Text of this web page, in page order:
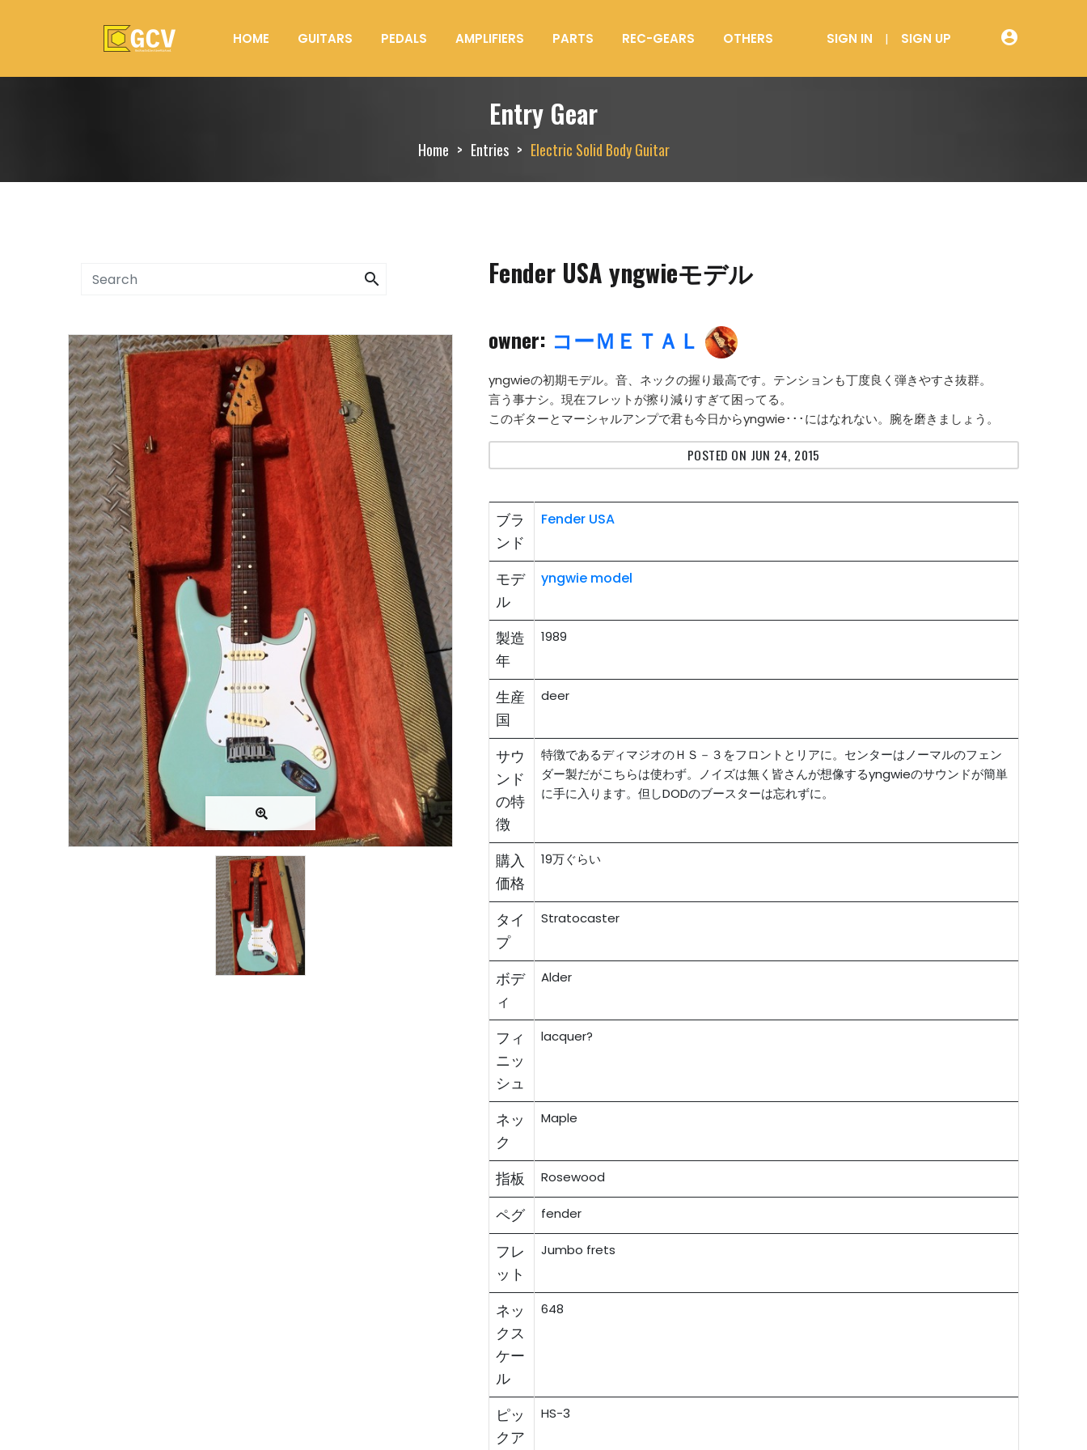
HOME GUITARS PEDALS AMPLIFIERS PARTS REC-GEARS OTHERS SIGN IN SIGN UP account_circle
Entry Gear
Home Entries Electric Solid Body Guitar
search Fender USA yngwieモデル
owner: コーＭＥＴＡＬ
yngwieの初期モデル。音、ネックの握り最高です。テンションも丁度良く弾きやすさ抜群。
言う事ナシ。現在フレットが擦り減りすぎて困ってる。
このギターとマーシャルアンプで君も今日からyngwie･･･にはなれない。腕を磨きましょう。
POSTED ON JUN 24, 2015
ブラ
ンド
Fender USA
モデ
ル
yngwie model
製造
年
1989
生産
国
deer
サウ
ンド
の特
徴
特徴であるディマジオのＨＳ－３をフロントとリアに。センターはノーマルのフェン
ダー製だがこちらは使わず。ノイズは無く皆さんが想像するyngwieのサウンドが簡単
に手に入ります。但しDODのブースターは忘れずに。
購入
価格
19万ぐらい
タイ
プ
Stratocaster
ボデ
ィ
Alder
フィ
ニッ
シュ
lacquer?
ネッ
ク
Maple
指板 Rosewood
ペグ fender
フレ
ット
Jumbo frets
ネッ
クス
ケー
ル
648
ピッ
クア
HS-3